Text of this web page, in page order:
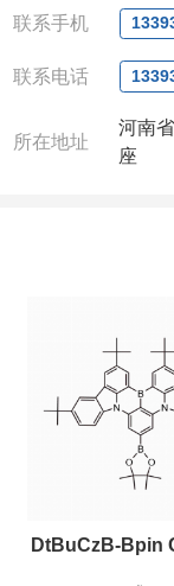
联系人: 沈
联系手机
联系电话
所在地址
河南
座
DtBuCzB-Bpin CAS号：